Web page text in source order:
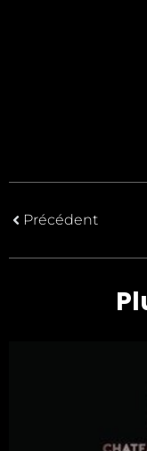
Précédent